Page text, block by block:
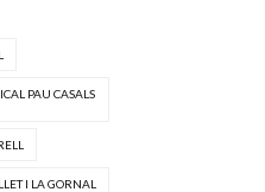
PAU CASALS
I LA GORNAL